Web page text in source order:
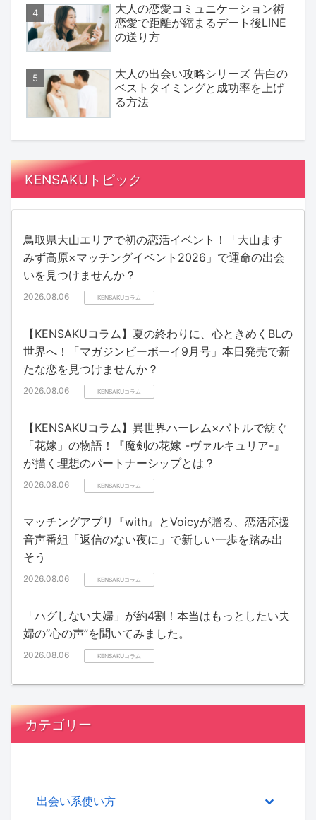
大人の恋愛コミュニケーション術
恋愛で距離が縮まるデート後LINE
の送り方
大人の出会い攻略シリーズ 告白の
ベストタイミングと成功率を上げ
る方法
KENSAKUトピック
鳥取県大山エリアで初の恋活イベント！「大山ます
みず高原×マッチングイベント2026」で運命の出会
いを見つけませんか？
2026.08.06 KENSAKUコラム
【KENSAKUコラム】夏の終わりに、心ときめくBLの
世界へ！「マガジンビーボーイ9月号」本日発売で新
たな恋を見つけませんか？
2026.08.06 KENSAKUコラム
【KENSAKUコラム】異世界ハーレム×バトルで紡ぐ
「花嫁」の物語！『魔剣の花嫁 -ヴァルキュリア-』
が描く理想のパートナーシップとは？
2026.08.06 KENSAKUコラム
マッチングアプリ『with』とVoicyが贈る、恋活応援
音声番組「返信のない夜に」で新しい一歩を踏み出
そう
2026.08.06 KENSAKUコラム
「ハグしない夫婦」が約4割！本当はもっとしたい夫
婦の“心の声”を聞いてみました。
2026.08.06 KENSAKUコラム
カテゴリー
出会い系使い方